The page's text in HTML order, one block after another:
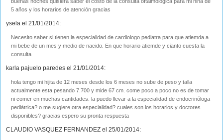
5 años y los horarios de atención gracias
ysela el 21/01/2014:
Necesito saber si tienen la especialidad de cardiologo pediatra para que atiemda a
mi bebe de un mes y medio de nacido. En que horario atiemde y cianto cuesta la
consulta
karla pajuelo paredes el 21/01/2014:
hola tengo mi hijita de 12 meses desde los 6 meses no sube de peso y talla
actualmente esta pesando 7.700 y mide 67 cm. come poco a poco no es de tomar
ni comer en muchas cantidades. la puedo llevar a la especialidad de endocrinóloga
pediátrica? o me sugiere otra especialidad? cuales son los horarios y doctores
disponibles? gracias espero su pronta respuesta
CLAUDIO VASQUEZ FERNANDEZ el 25/01/2014: